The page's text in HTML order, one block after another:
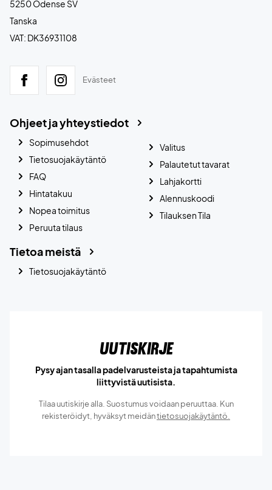
5250 Odense SV
Tanska
VAT: DK36931108
Evästeet
Ohjeet ja yhteystiedot
Sopimusehdot
Tietosuojakäytäntö
FAQ
Hintatakuu
Nopea toimitus
Peruuta tilaus
Valitus
Palautetut tavarat
Lahjakortti
Alennuskoodi
Tilauksen Tila
Tietoa meistä
Tietosuojakäytäntö
Uutiskirje
Pysy ajan tasalla padelvarusteista ja tapahtumista
liittyvistä uutisista.
Tilaa uutiskirje alla. Suostumus voidaan peruuttaa. Kun
rekisteröidyt, hyväksyt meidäntietosuojakäytäntö.